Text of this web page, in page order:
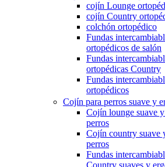
cojín Lounge
cojín Country
colchón ortopédico
Fundas
ortopédicos de salón
Fundas
ortopédicas Country
Fundas
ortopédicos
Cojín para perros suave y
Cojín lounge suave
perros
Cojín country suave
perros
Fundas